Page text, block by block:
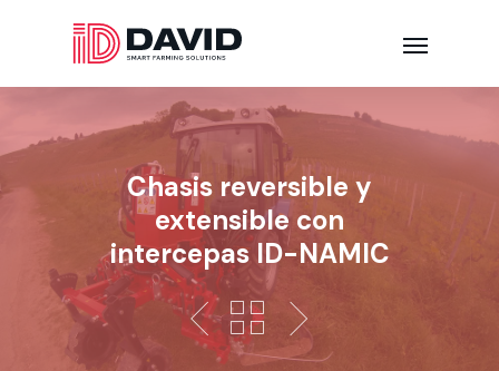
Chasis reversible y
extensible con
intercepas ID-NAMIC